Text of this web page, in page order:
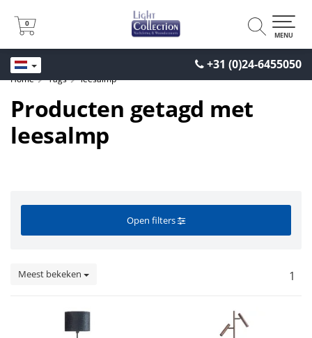
+31 (0)24-6455050
0
0
MENU
Home Tags leesalmp
Producten getagd met
leesalmp
Open filters
Meest bekeken 1